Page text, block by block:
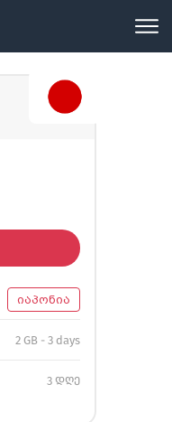
იაპონია
2 GB - 3 days
3 დღე